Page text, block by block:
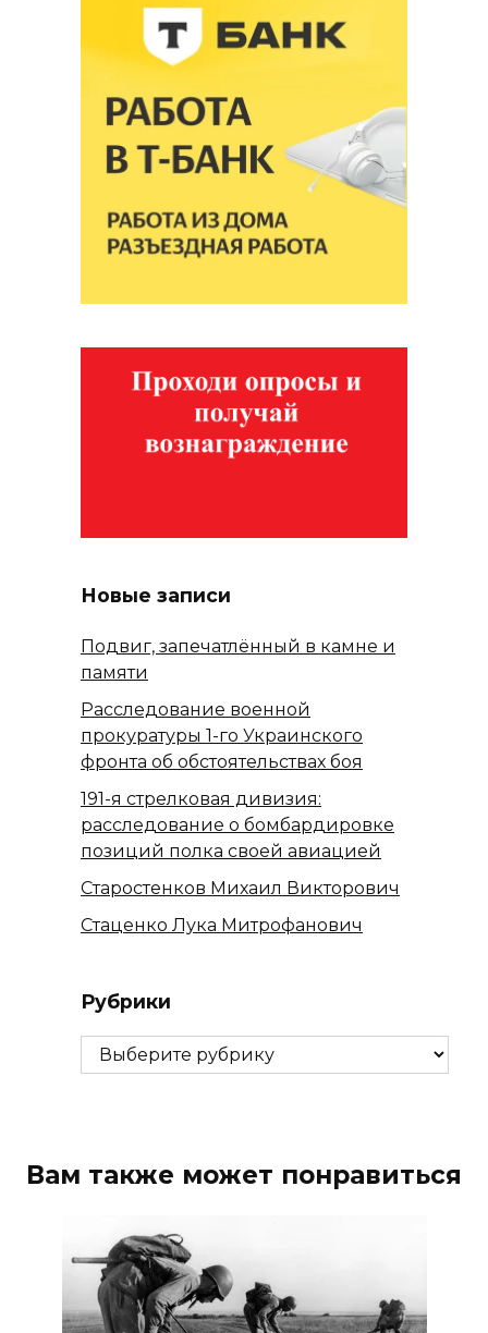
Новые записи
Подвиг, запечатлённый в камне и
памяти
Расследование военной
прокуратуры 1-го Украинского
фронта об обстоятельствах боя
191-я стрелковая дивизия:
расследование о бомбардировке
позиций полка своей авиацией
Старостенков Михаил Викторович
Стаценко Лука Митрофанович
Рубрики
Рубрики
Вам также может понравиться